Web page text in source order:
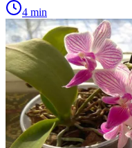
4 min